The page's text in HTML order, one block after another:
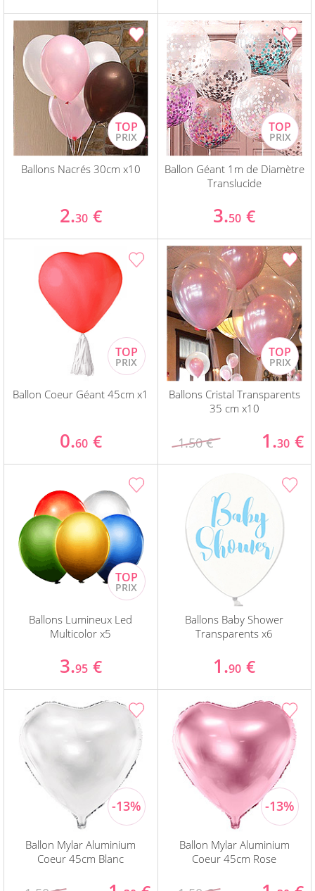
Ballons Nacrés 30cm x10
2.30 €
Ballon Géant 1m de Diamètre
Translucide
3.50 €
Ballon Coeur Géant 45cm x1
0.60 €
Ballons Cristal Transparents
35 cm x10
1.50 € 1.30 €
Ballons Lumineux Led
Multicolor x5
3.95 €
Ballons Baby Shower
Transparents x6
1.90 €
Ballon Mylar Aluminium
Coeur 45cm Blanc
Ballon Mylar Aluminium
Coeur 45cm Rose